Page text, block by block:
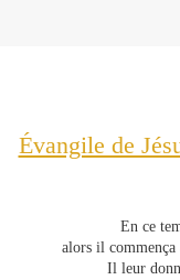
Évangile de
En ce
alors il commença
Il leur